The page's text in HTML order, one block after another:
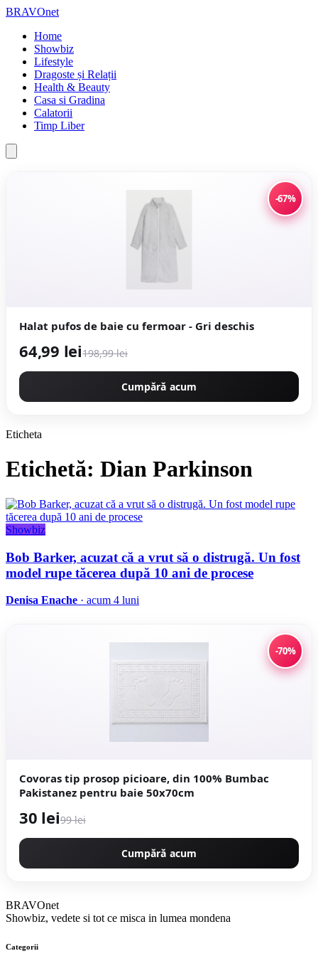
BRAVOnet
Home
Showbiz
Lifestyle
Dragoste și Relații
Health & Beauty
Casa si Gradina
Calatorii
Timp Liber
-67%
Halat pufos de baie cu fermoar - Gri deschis
64,99 lei198,99 lei
Cumpără acum
Eticheta
Etichetă: Dian Parkinson
Showbiz
Bob Barker, acuzat că a vrut să o distrugă. Un fost
model rupe tăcerea după 10 ani de procese
Denisa Enache · acum 4 luni
-70%
Covoras tip prosop picioare, din 100% Bumbac
Pakistanez pentru baie 50x70cm
30 lei99 lei
Cumpără acum
BRAVOnet
Showbiz, vedete si tot ce misca in lumea mondena
Categorii